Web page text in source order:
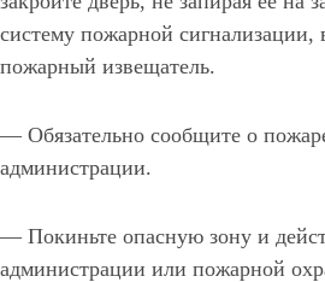
систему пожарной сигнализации,
пожарный извещатель.
— Обязательно сообщите о
администрации.
— Покиньте опасную зону и
администрации или пожарной